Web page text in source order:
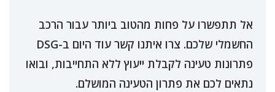
אל תתפשרו על פחות מהטוב ביותר עבור הרכב
החשמלי שלכם. צרו איתנו קשר עוד היום ב-DSG
פתרונות טעינה לקבלת ייעוץ ללא התחייבות, ובואו
נתאים לכם את פתרון הטעינה המושלם.